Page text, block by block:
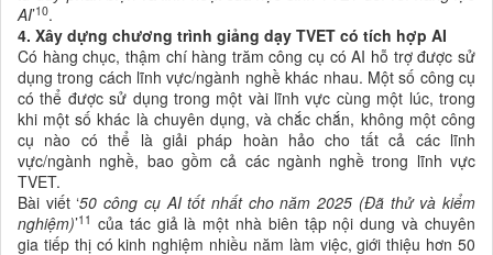
AI’10.
4. Xây dựng chương trình giảng dạy TVET có tích hợp AI
Có hàng chục, thậm chí hàng trăm công cụ có AI hỗ trợ được sử
dụng trong cách lĩnh vực/ngành nghề khác nhau. Một số công cụ
có thể được sử dụng trong một vài lĩnh vực cùng một lúc, trong
khi một số khác là chuyên dụng, và chắc chắn, không một công
cụ nào có thể là giải pháp hoàn hảo cho tất cả các lĩnh
vực/ngành nghề, bao gồm cả các ngành nghề trong lĩnh vực
TVET.
Bài viết ‘50 công cụ AI tốt nhất cho năm 2025 (Đã thử và kiểm
nghiệm)’11 của tác giả là một nhà biên tập nội dung và chuyên
gia tiếp thị có kinh nghiệm nhiều năm làm việc, giới thiệu hơn 50